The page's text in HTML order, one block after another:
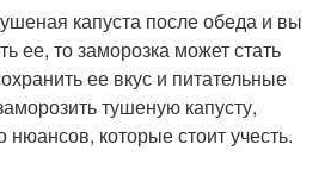
капуста после обеда и вы
ее, то заморозка может стать
ее вкус и питательные
тушеную капусту,
нюансов, которые стоит учесть.